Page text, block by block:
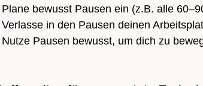
Plane bewusst Pausen ein (z.B. alle
Verlasse in den Pausen deinen
Nutze Pausen bewusst, um dich zu